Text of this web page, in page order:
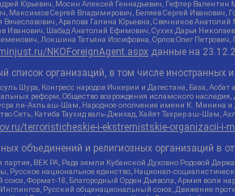
Юрьевич, Мосин Алексей Геннадьевич, Гефтер
Максимов Сергей Владимирович, Беляев Сергей
Арапова Галина Юрьевна, Свечников
Иванович, Шабад Анатолий Ефимович, Сухих Дарья
Локшина Татьяна Иосифовна, Орлов Олег
NKOForeignAgent.aspx данные на
список организаций, в том числе иностранных
Шура, Конгресс народов Ичкерии и Дагестана, База,
реформ, Общество возрождения исламского
ли-Ахль аш-Шам, Народное ополчение имени К. Минина
Сеть, Катиба Таухид валь-Джихад, Хайят Тахрир аш-Шам,
terroristicheskie-i-ekstremistskie-organizacii-i-
объединений и религиозных организаций в
ВЕК РА, Рада земли Кубанской Духовно Родовой
Русское национальное единство, Национал-
союз, Формат-18, Благородный Орден Дьявола, Армия воли
Русский общенациональный союз, Движение